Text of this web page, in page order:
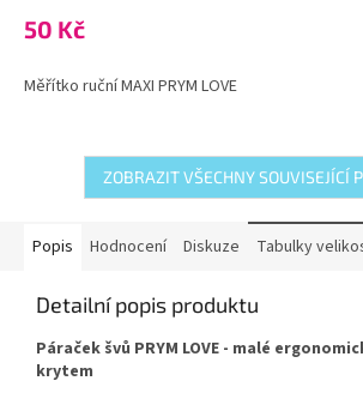
50 Kč
Měřítko ruční MAXI PRYM LOVE
ZOBRAZIT VŠECHNY SOUVISEJÍCÍ
Popis Hodnocení Diskuze Tabulky
Detailní popis produktu
Páraček švů PRYM LOVE - malé
krytem